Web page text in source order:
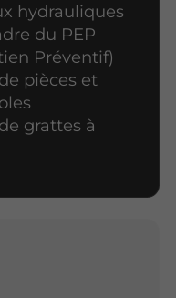
hydrauliques
du PEP
Préventif)
pièces et
grattes à